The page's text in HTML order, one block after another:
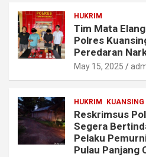
HUKRIM
Tim Mata
Polres
Peredaran
May 15, 2025
HUKRIM KUANSING
Reskrimsus
Segera
Pelaku
Pulau Panjang